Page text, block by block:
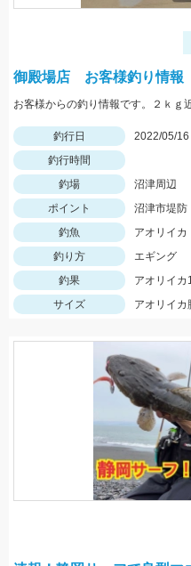
御殿場店 お客様釣り情報
釣行日
2022/05/16
釣行時間
釣場
沼津周辺
ポイント
沼津市堤防
釣魚
アオリイカ
釣り方
エギング
釣果
アオリイカ
サイズ
アオリイカ